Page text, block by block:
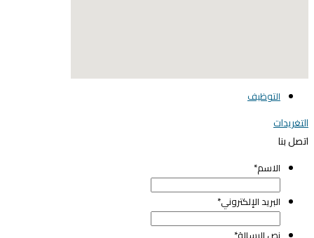
elegant media icon
التوظيف
بنا
الاسم*
البريد الإلكتروني*